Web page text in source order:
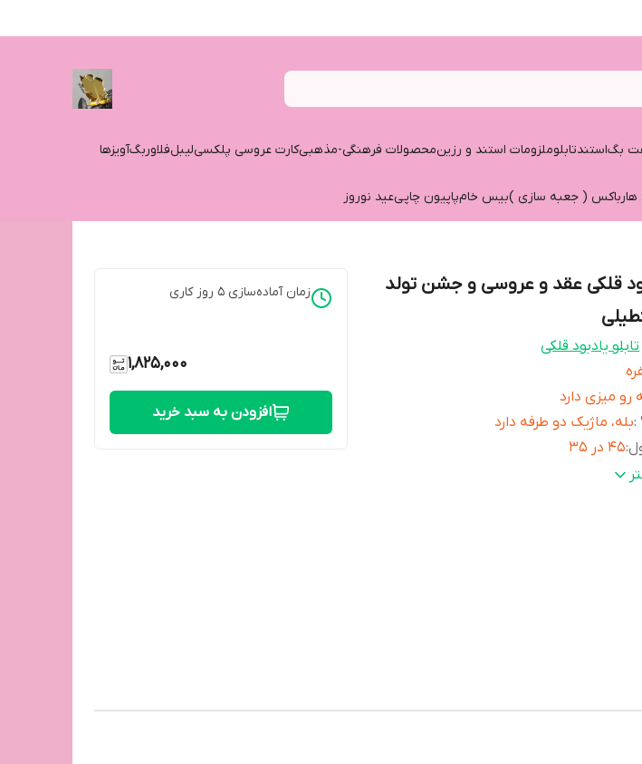
بگاستندتابلوملزومات استند و رزینمحصولات فرهنگی-مذهبیکارت عروسی پلکسیلیبلفلاوربگآویزها
( جعبه سازی )بیس خامپاپیون چاپیعید نوروز
قلکی عقد و عروسی و جشن تولد
تابلو یادبود قلکی
رو میزی دارد
:بله، ماژیک دو طرفه دارد
:۴۵ در ۳۵
رنگ کرم
زمان آماده‌سازی 5 روز کاری
1,825,000
افزودن به سبد خرید